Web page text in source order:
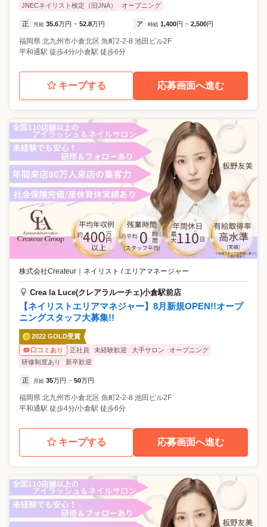
JNECネイリスト検定（旧JNA） オープニング
正 月給 35.6万円 ~ 52.8万円 ア 時給 1,400円 ~ 2,500円
福岡県 北九州市小倉北区 魚町2-2-8 池田ビル2F
平和通駅 徒歩4分/小倉駅 徒歩6分
キープする 応募画面へ進む
株式会社Createur ネイリスト / エリアマネージャー
Crea la Luce(クレアラルーチェ)小倉駅前店
【ネイリストエリアマネジャー】8月新規OPEN!!オープ
ニングスタッフ大募集!!
2022 GOLD受賞
口コミあり
正社員 未経験歓迎 大手サロン
オープニング
研修制度あり
新卒歓迎
正 月給 35万円 ~ 50万円
福岡県 北九州市小倉北区 魚町2-2-8 池田ビル2F
平和通駅 徒歩4分/小倉駅 徒歩6分
キープする 応募画面へ進む